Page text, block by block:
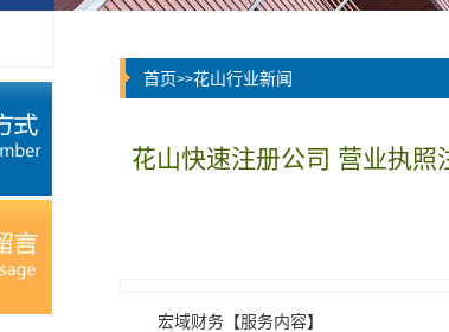
首页>>花山行业新闻
花山快速注册公司 营业执
宏域财务【服务内容】